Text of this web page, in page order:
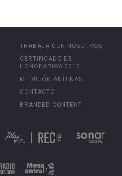
TRABAJA CON NOSOTROS
CERTIFICADO DE
HONORARIOS 2012
MEDICIÓN ANTENAS
CONTACTO
BRANDED CONTENT